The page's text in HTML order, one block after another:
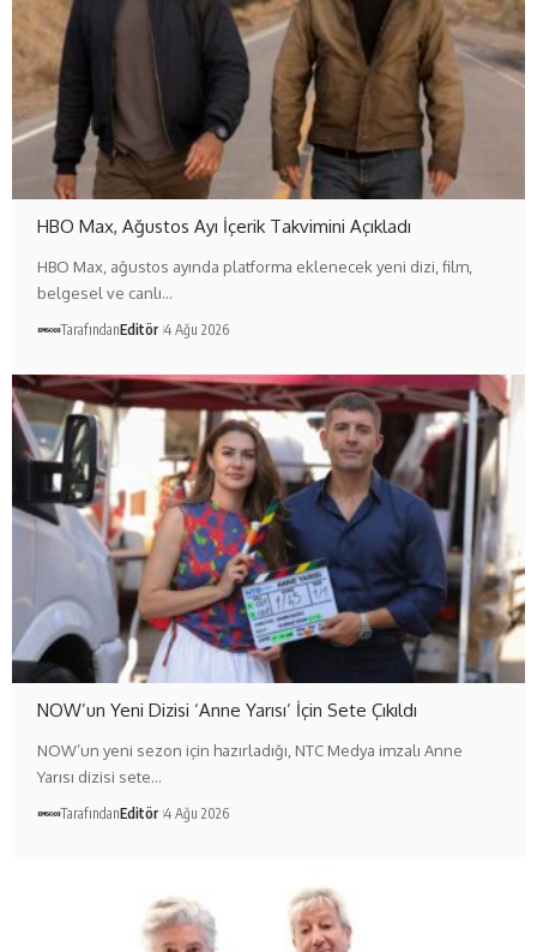
HBO Max, Ağustos Ayı İçerik Takvimini Açıkladı
HBO Max, ağustos ayında platforma eklenecek yeni dizi, film,
belgesel ve canlı…
TarafındanEditör 4 Ağu 2026
NOW’un Yeni Dizisi ‘Anne Yarısı’ İçin Sete Çıkıldı
NOW’un yeni sezon için hazırladığı, NTC Medya imzalı Anne
Yarısı dizisi sete…
TarafındanEditör 4 Ağu 2026